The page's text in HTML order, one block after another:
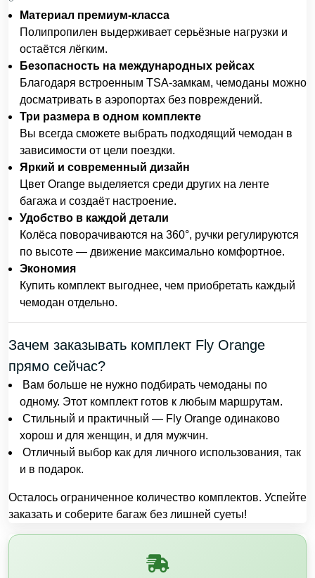
Материал премиум-класса
Полипропилен выдерживает серьёзные нагрузки и
остаётся лёгким.
Безопасность на международных рейсах
Благодаря встроенным TSA-замкам, чемоданы можно
досматривать в аэропортах без повреждений.
Три размера в одном комплекте
Вы всегда сможете выбрать подходящий чемодан в
зависимости от цели поездки.
Яркий и современный дизайн
Цвет Orange выделяется среди других на ленте
багажа и создаёт настроение.
Удобство в каждой детали
Колёса поворачиваются на 360°, ручки регулируются
по высоте — движение максимально комфортное.
Экономия
Купить комплект выгоднее, чем приобретать каждый
чемодан отдельно.
Зачем заказывать комплект Fly Orange
прямо сейчас?
Вам больше не нужно подбирать чемоданы по
одному. Этот комплект готов к любым маршрутам.
Стильный и практичный — Fly Orange одинаково
хорош и для женщин, и для мужчин.
Отличный выбор как для личного использования, так
и в подарок.
Осталось ограниченное количество комплектов. Успейте
заказать и соберите багаж без лишней суеты!